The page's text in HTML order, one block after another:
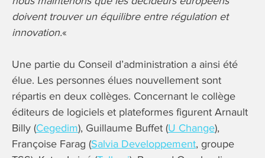
doivent trouver un équilibre entre régulation et
innovation.«
Une partie du Conseil d’administration a ainsi été
élue. Les personnes élues nouvellement sont
répartis en deux collèges. Concernant le collège
éditeurs de logiciels et plateformes figurent Arnault
Billy (Cegedim), Guillaume Buffet (U Change),
Françoise Farag (Salvia Developpement, groupe